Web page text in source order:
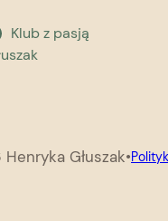
Klub z pasją
Głuszak•